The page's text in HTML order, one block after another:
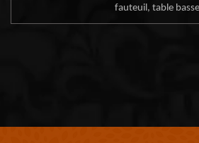
fauteuil, table